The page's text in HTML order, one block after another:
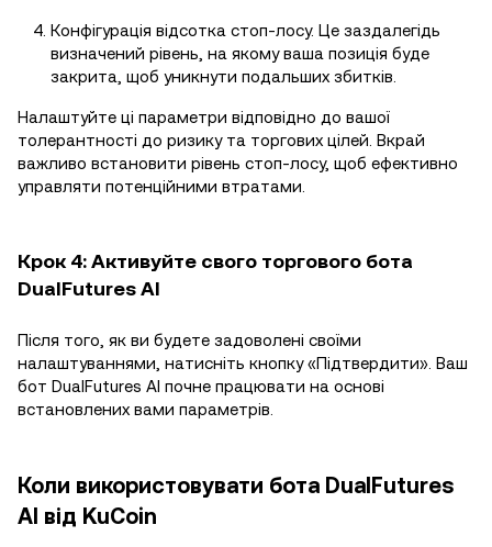
Конфігурація відсотка стоп-лосу. Це заздалегідь
визначений рівень, на якому ваша позиція буде
закрита, щоб уникнути подальших збитків.
Налаштуйте ці параметри відповідно до вашої
толерантності до ризику та торгових цілей. Вкрай
важливо встановити рівень стоп-лосу, щоб ефективно
управляти потенційними втратами.
Крок 4: Активуйте свого торгового бота
DualFutures AI
Після того, як ви будете задоволені своїми
налаштуваннями, натисніть кнопку «Підтвердити». Ваш
бот DualFutures AI почне працювати на основі
встановлених вами параметрів.
Коли використовувати бота DualFutures
AI від KuCoin